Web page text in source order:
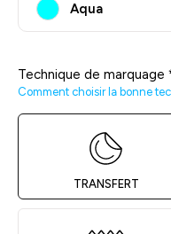
Aqua
Technique de marquage
Comment choisir la bonne
TRANSFERT